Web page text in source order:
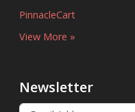
PinnacleCart
View More »
Newsletter